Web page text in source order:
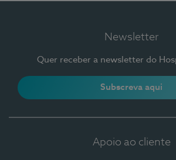
Newsletter
Quer receber a newsletter do
Subscreva aqui
Apoio ao cliente